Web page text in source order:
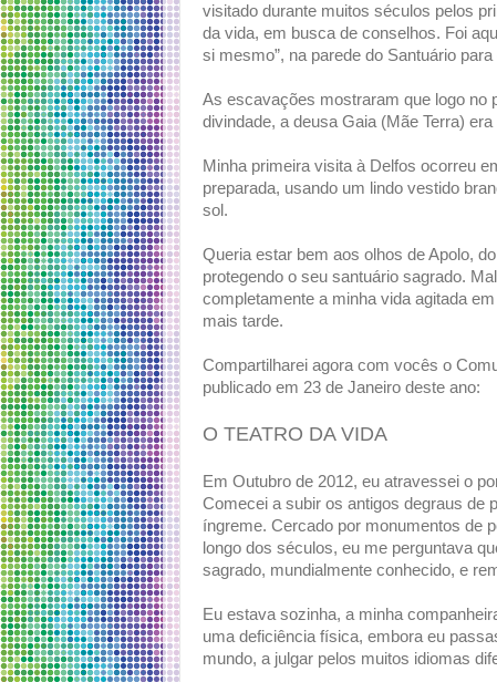
visitado durante muitos séculos pelos
da vida, em busca de conselhos. Foi
si mesmo”, na parede do Santuário
As escavações mostraram que logo no
divindade, a deusa Gaia (Mãe Terra)
Minha primeira visita à Delfos ocorreu
preparada, usando um lindo vestido
sol.
Queria estar bem aos olhos de Apolo,
protegendo o seu santuário sagrado.
completamente a minha vida agitada
mais tarde.
Compartilharei agora com vocês o
publicado em 23 de Janeiro deste ano:
O TEATRO DA VIDA
Em Outubro de 2012, eu atravessei o
Comecei a subir os antigos degraus de
íngreme. Cercado por monumentos de
longo dos séculos, eu me perguntava
sagrado, mundialmente conhecido, e
Eu estava sozinha, a minha
uma deficiência física, embora eu
mundo, a julgar pelos muitos idiomas